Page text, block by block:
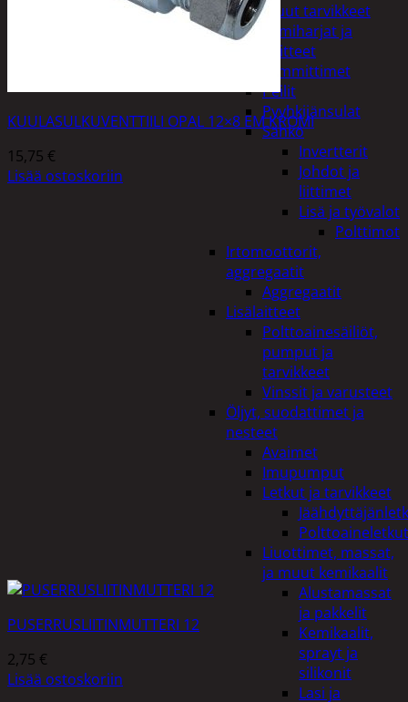
muut tarvikkeet
Lumiharjat ja
peitteet
Lämmittimet
Peilit
Pyyhkijänsulat
Sähkö
Invertterit
Johdot ja
liittimet
Lisä ja työvalot
Polttimot
Irtomoottorit,
aggregaatit
Aggregaatit
Lisälaitteet
Polttoainesäiliöt,
pumput ja
tarvikkeet
Vinssit ja varusteet
Öljyt, suodattimet ja
nesteet
Avaimet
Imupumput
Letkut ja tarvikkeet
Polttoaineletkut
Liuottimet, massat,
ja muut kemikaalit
Alustamassat
ja pakkelit
Kemikaalit,
sprayt ja
silikonit
Lasi ja
KUULASULKUVENTTIILI OPAL 12×8 EM KROMI
15,75 €
Lisää ostoskoriin
PUSERRUSLIITINMUTTERI 12
2,75 €
Lisää ostoskoriin